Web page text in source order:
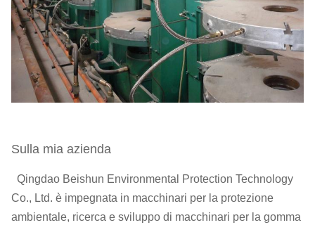
Sulla mia azienda
Qingdao Beishun Environmental Protection Technology
Co., Ltd. è impegnata in macchinari per la protezione
ambientale, ricerca e sviluppo di macchinari per la gomma